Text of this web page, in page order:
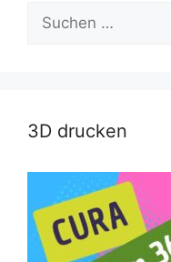
Suche
nach:
3D drucken